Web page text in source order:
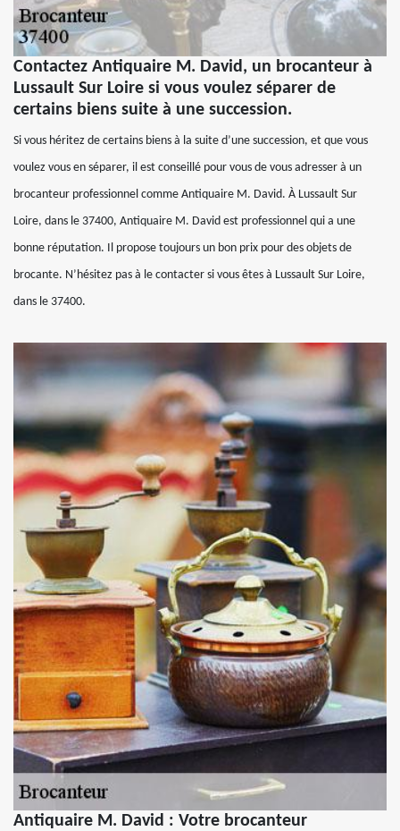
Contactez Antiquaire M. David, un brocanteur à
Lussault Sur Loire si vous voulez séparer de
certains biens suite à une succession.
Si vous héritez de certains biens à la suite d’une succession, et que vous
voulez vous en séparer, il est conseillé pour vous de vous adresser à un
brocanteur professionnel comme Antiquaire M. David. À Lussault Sur
Loire, dans le 37400, Antiquaire M. David est professionnel qui a une
bonne réputation. Il propose toujours un bon prix pour des objets de
brocante. N’hésitez pas à le contacter si vous êtes à Lussault Sur Loire,
dans le 37400.
Antiquaire M. David : Votre brocanteur